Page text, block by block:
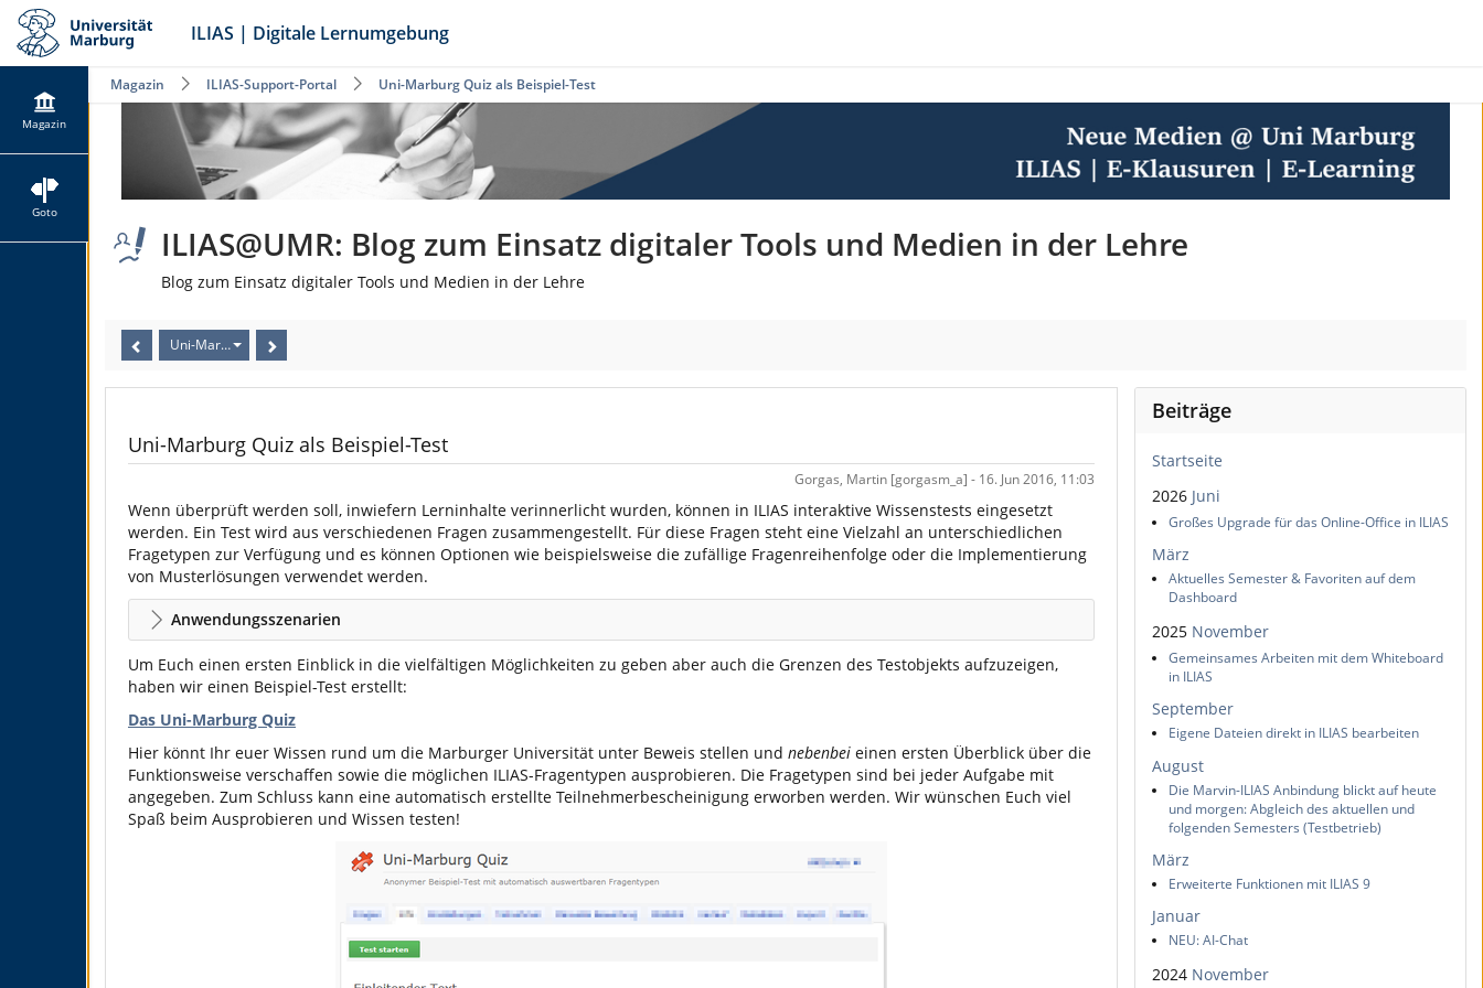
ILIAS | Digitale Lernumgebung
Magazin
Goto
Magazin ILIAS-Support-Portal Uni-Marburg Quiz als Beispiel-Test
ILIAS@UMR: Blog zum Einsatz digitaler Tools und Medien in der Lehre
Blog zum Einsatz digitaler Tools und Medien in der Lehre
Uni-Marburg Quiz als Beispiel-Test
Uni-Marburg Quiz als Beispiel-Test
Gorgas, Martin [gorgasm_a] - 16. Jun 2016, 11:03
Wenn überprüft werden soll, inwiefern Lerninhalte verinnerlicht wurden, können in ILIAS interaktive Wissenstests eingesetzt
werden. Ein Test wird aus verschiedenen Fragen zusammengestellt. Für diese Fragen steht eine Vielzahl an unterschiedlichen
Fragetypen zur Verfügung und es können Optionen wie beispielsweise die zufällige Fragenreihenfolge oder die Implementierung
von Musterlösungen verwendet werden.
Anwendungsszenarien
Um Euch einen ersten Einblick in die vielfältigen Möglichkeiten zu geben aber auch die Grenzen des Testobjekts aufzuzeigen,
haben wir einen Beispiel-Test erstellt:
Das Uni-Marburg Quiz
Hier könnt Ihr euer Wissen rund um die Marburger Universität unter Beweis stellen und nebenbei einen ersten Überblick über die
Funktionsweise verschaffen sowie die möglichen ILIAS-Fragentypen ausprobieren. Die Fragetypen sind bei jeder Aufgabe mit
angegeben. Zum Schluss kann eine automatisch erstellte Teilnehmerbescheinigung erworben werden. Wir wünschen Euch viel
Spaß beim Ausprobieren und Wissen testen!
Beiträge
Startseite
2026 Juni
Großes Upgrade für das Online-Office in ILIAS
März
Aktuelles Semester & Favoriten auf dem
Dashboard
2025 November
Gemeinsames Arbeiten mit dem Whiteboard
in ILIAS
September
Eigene Dateien direkt in ILIAS bearbeiten
August
Die Marvin-ILIAS Anbindung blickt auf heute
und morgen: Abgleich des aktuellen und
folgenden Semesters (Testbetrieb)
März
Erweiterte Funktionen mit ILIAS 9
Januar
NEU: AI-Chat
2024 November